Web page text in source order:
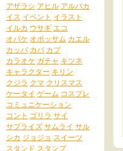
アザラシ アヒル アルパカ
イス イベント イラスト
イルカ ウサギ エコ
オバケ オポッサム カエル
カッパ カバ カブ
カラオケ ガチャ キツネ
キャラクター キリン
クジラ クマ クリスマス
ケータイ ゲーム コスプレ
コミュニケーション
コント ゴリラ サイ
サプライズサムライ サル
シカ ジョジョ スイーツ
スタンド スタンプ